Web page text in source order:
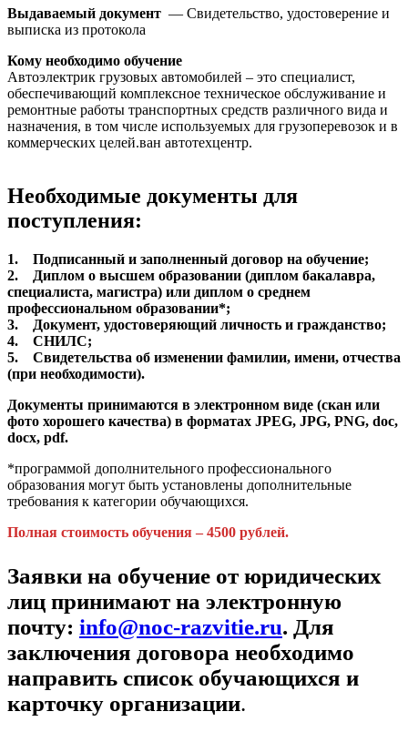
Выдаваемый документ — Свидетельство, удостоверение и
выписка из протокола
Кому необходимо обучение
Автоэлектрик грузовых автомобилей – это специалист,
обеспечивающий комплексное техническое обслуживание и
ремонтные работы транспортных средств различного вида и
назначения, в том числе используемых для грузоперевозок и в
коммерческих целей.ван автотехцентр.
Необходимые документы для
поступления:
1. Подписанный и заполненный договор на обучение;
2. Диплом о высшем образовании (диплом бакалавра,
специалиста, магистра) или диплом о среднем
профессиональном образовании*;
3. Документ, удостоверяющий личность и гражданство;
4. СНИЛС;
5. Свидетельства об изменении фамилии, имени, отчества
(при необходимости).
Документы принимаются в электронном виде (скан или
фото хорошего качества) в форматах JPEG, JPG, PNG, doc,
docx, pdf.
*программой дополнительного профессионального
образования могут быть установлены дополнительные
требования к категории обучающихся.
Полная стоимость обучения – 4500 рублей.
Заявки на обучение от юридических
лиц принимают на электронную
почту: info@noc-razvitie.ru. Для
заключения договора необходимо
направить список обучающихся и
карточку организации.